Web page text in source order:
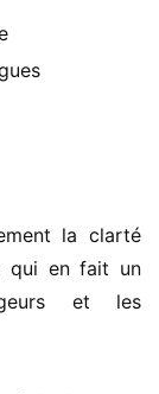
la clarté
qui en fait un
et les